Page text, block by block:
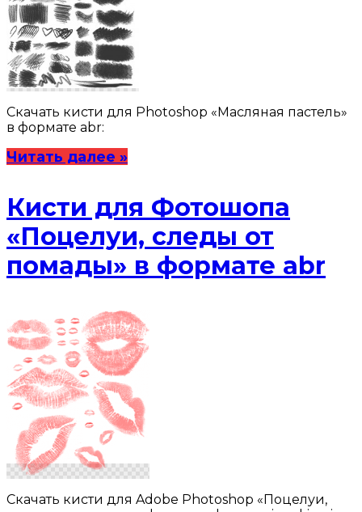
Скачать кисти для Photoshop «Масляная пастель»
в формате abr:
Читать далее »
Кисти для Фотошопа
«Поцелуи, следы от
помады» в формате abr
Скачать кисти для Adobe Photoshop «Поцелуи,